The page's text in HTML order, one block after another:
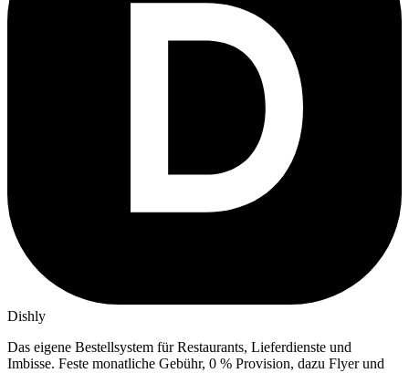
Dishly
Das eigene Bestellsystem für Restaurants, Lieferdienste und
Imbisse. Feste monatliche Gebühr, 0 % Provision, dazu Flyer und